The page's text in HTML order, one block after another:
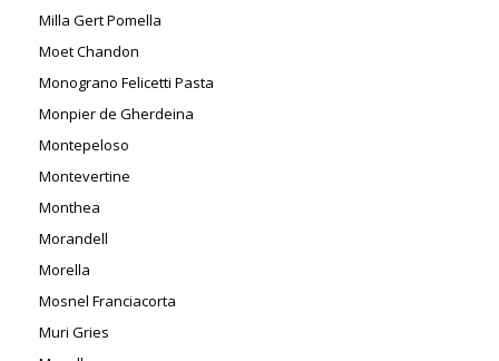
Milla Gert Pomella
Moet Chandon
Monograno Felicetti Pasta
Monpier de Gherdeina
Montepeloso
Montevertine
Monthea
Morandell
Morella
Mosnel Franciacorta
Muri Gries